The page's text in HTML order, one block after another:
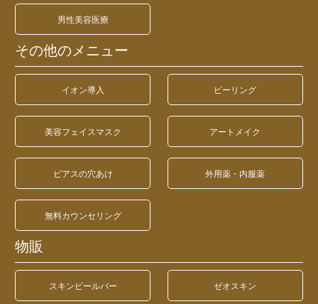
男性美容医療
その他のメニュー
イオン導入 ピーリング
美容フェイスマスク アートメイク
ピアスの穴あけ 外用薬・内服薬
無料カウンセリング
物販
スキンピールバー ゼオスキン